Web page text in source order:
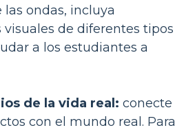
ondas, incluya
visuales de diferentes tipos
a los estudiantes a
de la vida real: conecte
con el mundo real. Para